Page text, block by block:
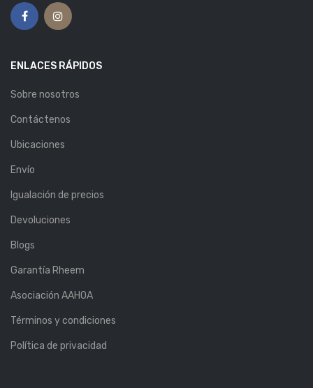
ENLACES RÁPIDOS
Sobre nosotros
Contáctenos
Ubicaciones
Envío
Igualación de precios
Devoluciones
Blogs
Garantía Rheem
Asociación AAHOA
Términos y condiciones
Política de privacidad